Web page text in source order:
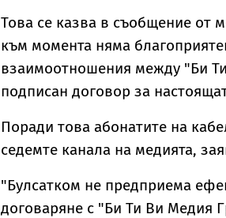
Това се казва в съобщение от
към момента няма
взаимоотношения между "Би
подписан договор за
Поради това абонатите на
седемте канала на медията,
"Булсатком не предприема
договаряне с "Би Ти Ви Медия